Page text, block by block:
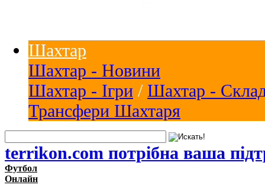
Шахтар
Шахтар - Новини
Шахтар - Ігри / Шахтар -
Трансфери Шахтаря
terrikon.com потрібна ваша
Футбол
Онлайн